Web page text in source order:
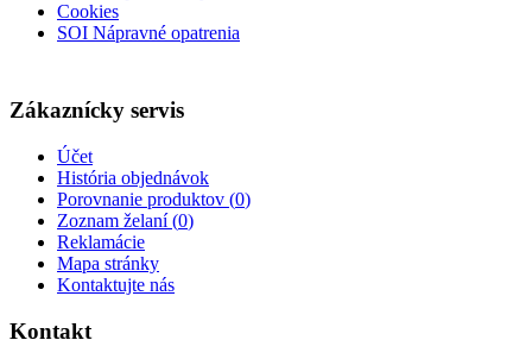
Cookies
SOI Nápravné opatrenia
Zákaznícky servis
Účet
História objednávok
Porovnanie produktov (0)
Zoznam želaní (0)
Reklamácie
Mapa stránky
Kontaktujte nás
Kontakt